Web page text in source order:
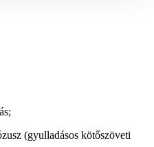
(gyulladásos kötőszöveti